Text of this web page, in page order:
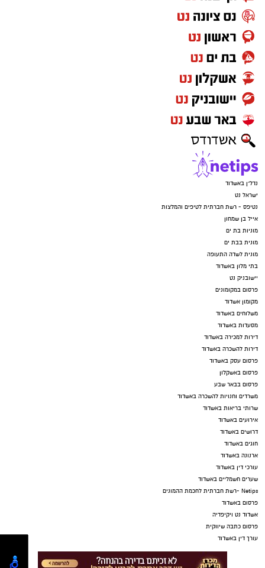
נדל"ן באשדוד
ישראל נט
נטיפס - רשת חברתית לטיפים והמלצות
אייל בן שמחון
מוניות בת ים
מונית בבת ים
מונית לשדה התעופה
בתי מלון באשדוד
יישובניק נט
פרסום במקומונים
מקומון אשדוד
משלוחים באשדוד
מסעדות באשדוד
דירות למכירה באשדוד
דירות להשכרה באשדוד
פרסום עסק באשדוד
פרסום באשקלון
פרסום בבאר שבע
משרדים וחנויות להשכרה באשדוד
שרותי בריאות באשדוד
אירועים באשדוד
דרושים באשדוד
חוגים באשדוד
ארנונה באשדוד
עורכי דין באשדוד
שערים חשמליים באשדוד
Netips -רשת חברתית לחכמת ההמונים
פרסום באשדוד
אשדוד נט ויקיפדיה
פרסום כתבה שיווקית
עורך דין באשדוד